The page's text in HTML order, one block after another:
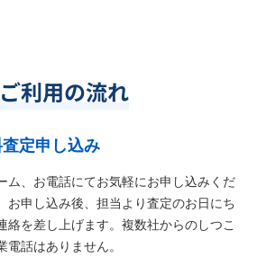
ご利用の流れ
定申し込み
ム、お電話にてお気軽にお申し込みくだ
お申し込み後、担当より査定のお日にち
絡を差し上げます。複数社からのしつこ
電話はありません。